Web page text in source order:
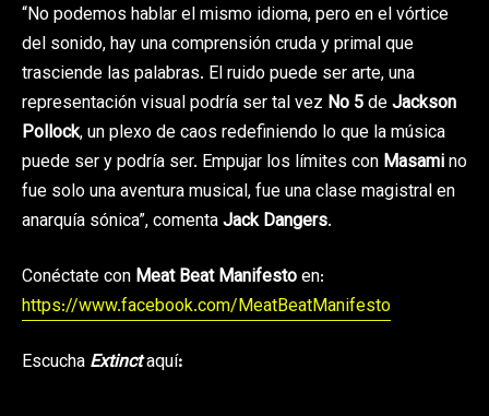
“No podemos hablar el mismo idioma, pero en el vórtice
del sonido, hay una comprensión cruda y primal que
trasciende las palabras. El ruido puede ser arte, una
representación visual podría ser tal vez No 5deJackson
Pollock, un plexo de caos redefiniendo lo que la música
puede ser y podría ser. Empujar los límites con Masamino
fue solo una aventura musical, fue una clase magistral en
anarquía sónica”, comentaJack Dangers.
Conéctate con Meat Beat Manifestoen:
https://www.facebook.com/MeatBeatManifesto
Escucha Extinctaquí: